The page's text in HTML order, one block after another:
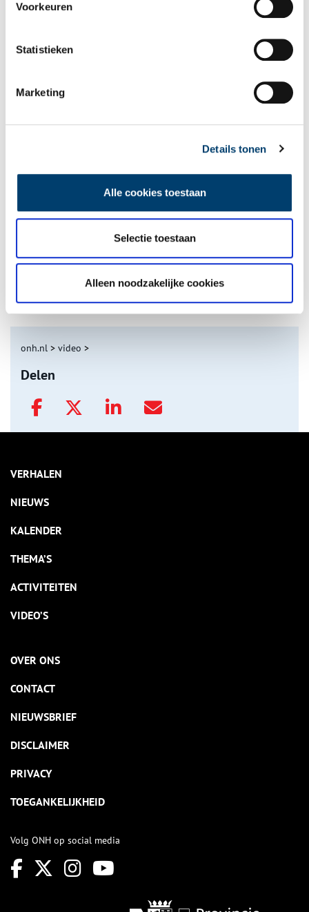
Voorkeuren
Statistieken
Marketing
Details tonen
Alle cookies toestaan
Selectie toestaan
Alleen noodzakelijke cookies
Een jaar rond in de Eendenkooi ’t Zand
De eendenboeten op De Haukes
onh.nl > video >
Delen
VERHALEN
NIEUWS
KALENDER
THEMA’S
ACTIVITEITEN
VIDEO’S
OVER ONS
CONTACT
NIEUWSBRIEF
DISCLAIMER
PRIVACY
TOEGANKELIJKHEID
Volg ONH op social media